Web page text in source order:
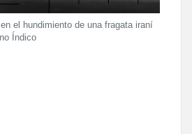
el hundimiento de una fragata iraní
Índico